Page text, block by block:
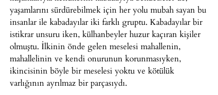
yaşamlarını sürdürebilmek için her yolu mubah sayan bu
insanlar ile kabadayılar iki farklı gruptu. Kabadayılar bir
istikrar unsuru iken, külhanbeyler huzur kaçıran kişiler
olmuştu. İlkinin önde gelen meselesi mahallenin,
mahallelinin ve kendi onurunun korunmasıyken,
ikincisinin böyle bir meselesi yoktu ve kötülük
varlığının ayrılmaz bir parçasıydı.